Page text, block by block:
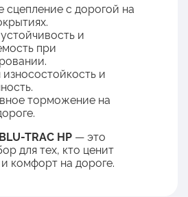
сцепление с дорогой на
и
при
и
торможение на
TRAC HP — это
для тех, кто ценит
комфорт на дороге.